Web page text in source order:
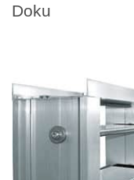
Doku